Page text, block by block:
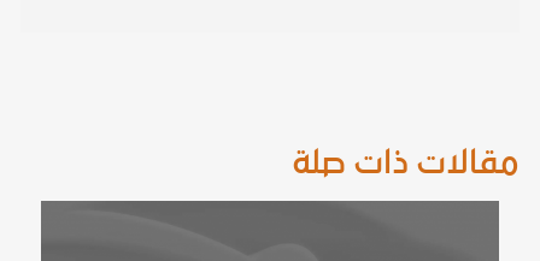
مقالات ذات صلة